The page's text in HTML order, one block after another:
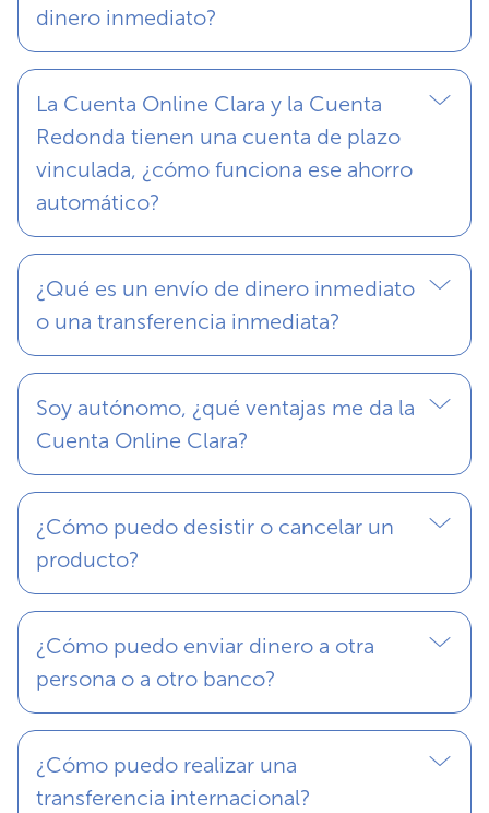
dinero inmediato?
La Cuenta Online Clara y la Cuenta
Redonda tienen una cuenta de plazo
vinculada, ¿cómo funciona ese ahorro
automático?
¿Qué es un envío de dinero inmediato
o una transferencia inmediata?
Soy autónomo, ¿qué ventajas me da la
Cuenta Online Clara?
¿Cómo puedo desistir o cancelar un
producto?
¿Cómo puedo enviar dinero a otra
persona o a otro banco?
¿Cómo puedo realizar una
transferencia internacional?